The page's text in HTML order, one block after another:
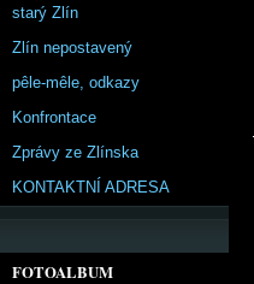
starý Zlín
Zlín nepostavený
pêle-mêle, odkazy
Konfrontace
Zprávy ze Zlínska
KONTAKTNÍ ADRESA
FOTOALBUM